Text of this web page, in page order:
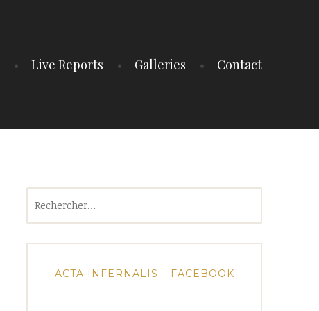
Live Reports Galleries Contact
ACTA INFERNALIS – FACEBOOK